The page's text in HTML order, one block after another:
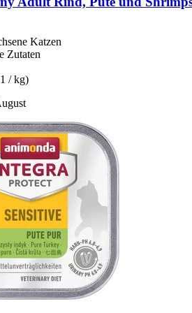
Katzen
Zutaten
/ kg)